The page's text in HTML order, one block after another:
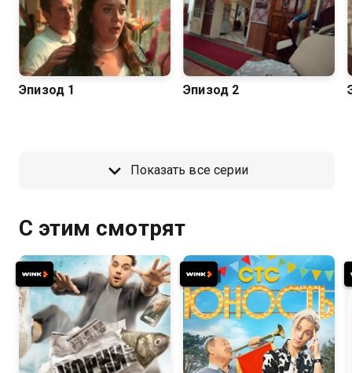
Эпизод 1 Эпизод 2
Показать все серии
С этим смотрят